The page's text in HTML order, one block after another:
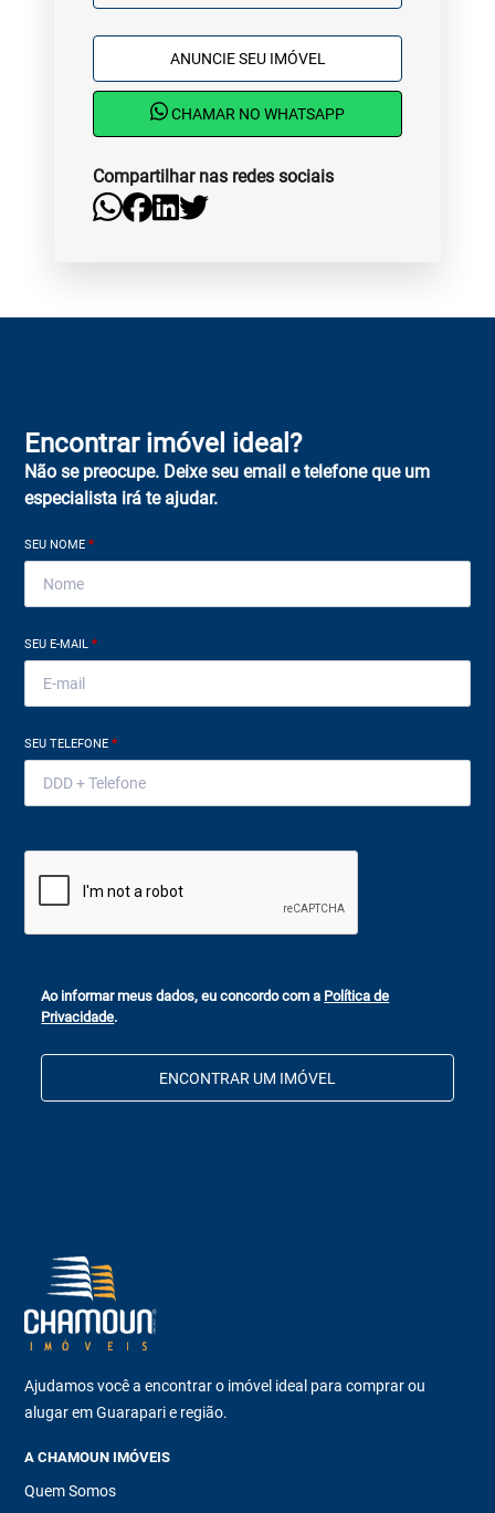
ANUNCIE SEU IMÓVEL
CHAMAR NO WHATSAPP
Compartilhar nas redes sociais
Encontrar imóvel ideal?
Não se preocupe. Deixe seu email e telefone que um
especialista irá te ajudar.
SEU NOME*
SEU E-MAIL*
SEU TELEFONE*
Ao informar meus dados, eu concordo com a Política de
Privacidade.
ENCONTRAR UM IMÓVEL
Ajudamos você a encontrar o imóvel ideal para comprar ou
alugar em Guarapari e região.
A CHAMOUN IMÓVEIS
Quem Somos